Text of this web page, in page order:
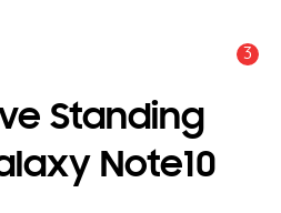
3
Standing
Note10